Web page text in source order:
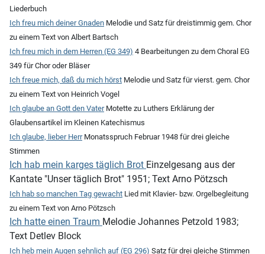
Liederbuch
Ich freu mich deiner Gnaden Melodie und Satz für dreistimmig gem. Chor
zu einem Text von Albert Bartsch
Ich freu mich in dem Herren (EG 349) 4 Bearbeitungen zu dem Choral EG
349 für Chor oder Bläser
Ich freue mich, daß du mich hörst Melodie und Satz für vierst. gem. Chor
zu einem Text von Heinrich Vogel
Ich glaube an Gott den VaterMotette zu Luthers Erklärung der
Glaubensartikel im Kleinen Katechismus
Ich glaube, lieber HerrMonatsspruch Februar 1948 für drei gleiche
Stimmen
Ich hab mein karges täglich Brot Einzelgesang aus der
Kantate "Unser täglich Brot" 1951; Text Arno Pötzsch
Ich hab so manchen Tag gewacht Lied mit Klavier- bzw. Orgelbegleitung
zu einem Text von Arno Pötzsch
Ich hatte einen Traum Melodie Johannes Petzold 1983;
Text Detlev Block
Ich heb mein Augen sehnlich auf (EG 296) Satz für drei gleiche Stimmen